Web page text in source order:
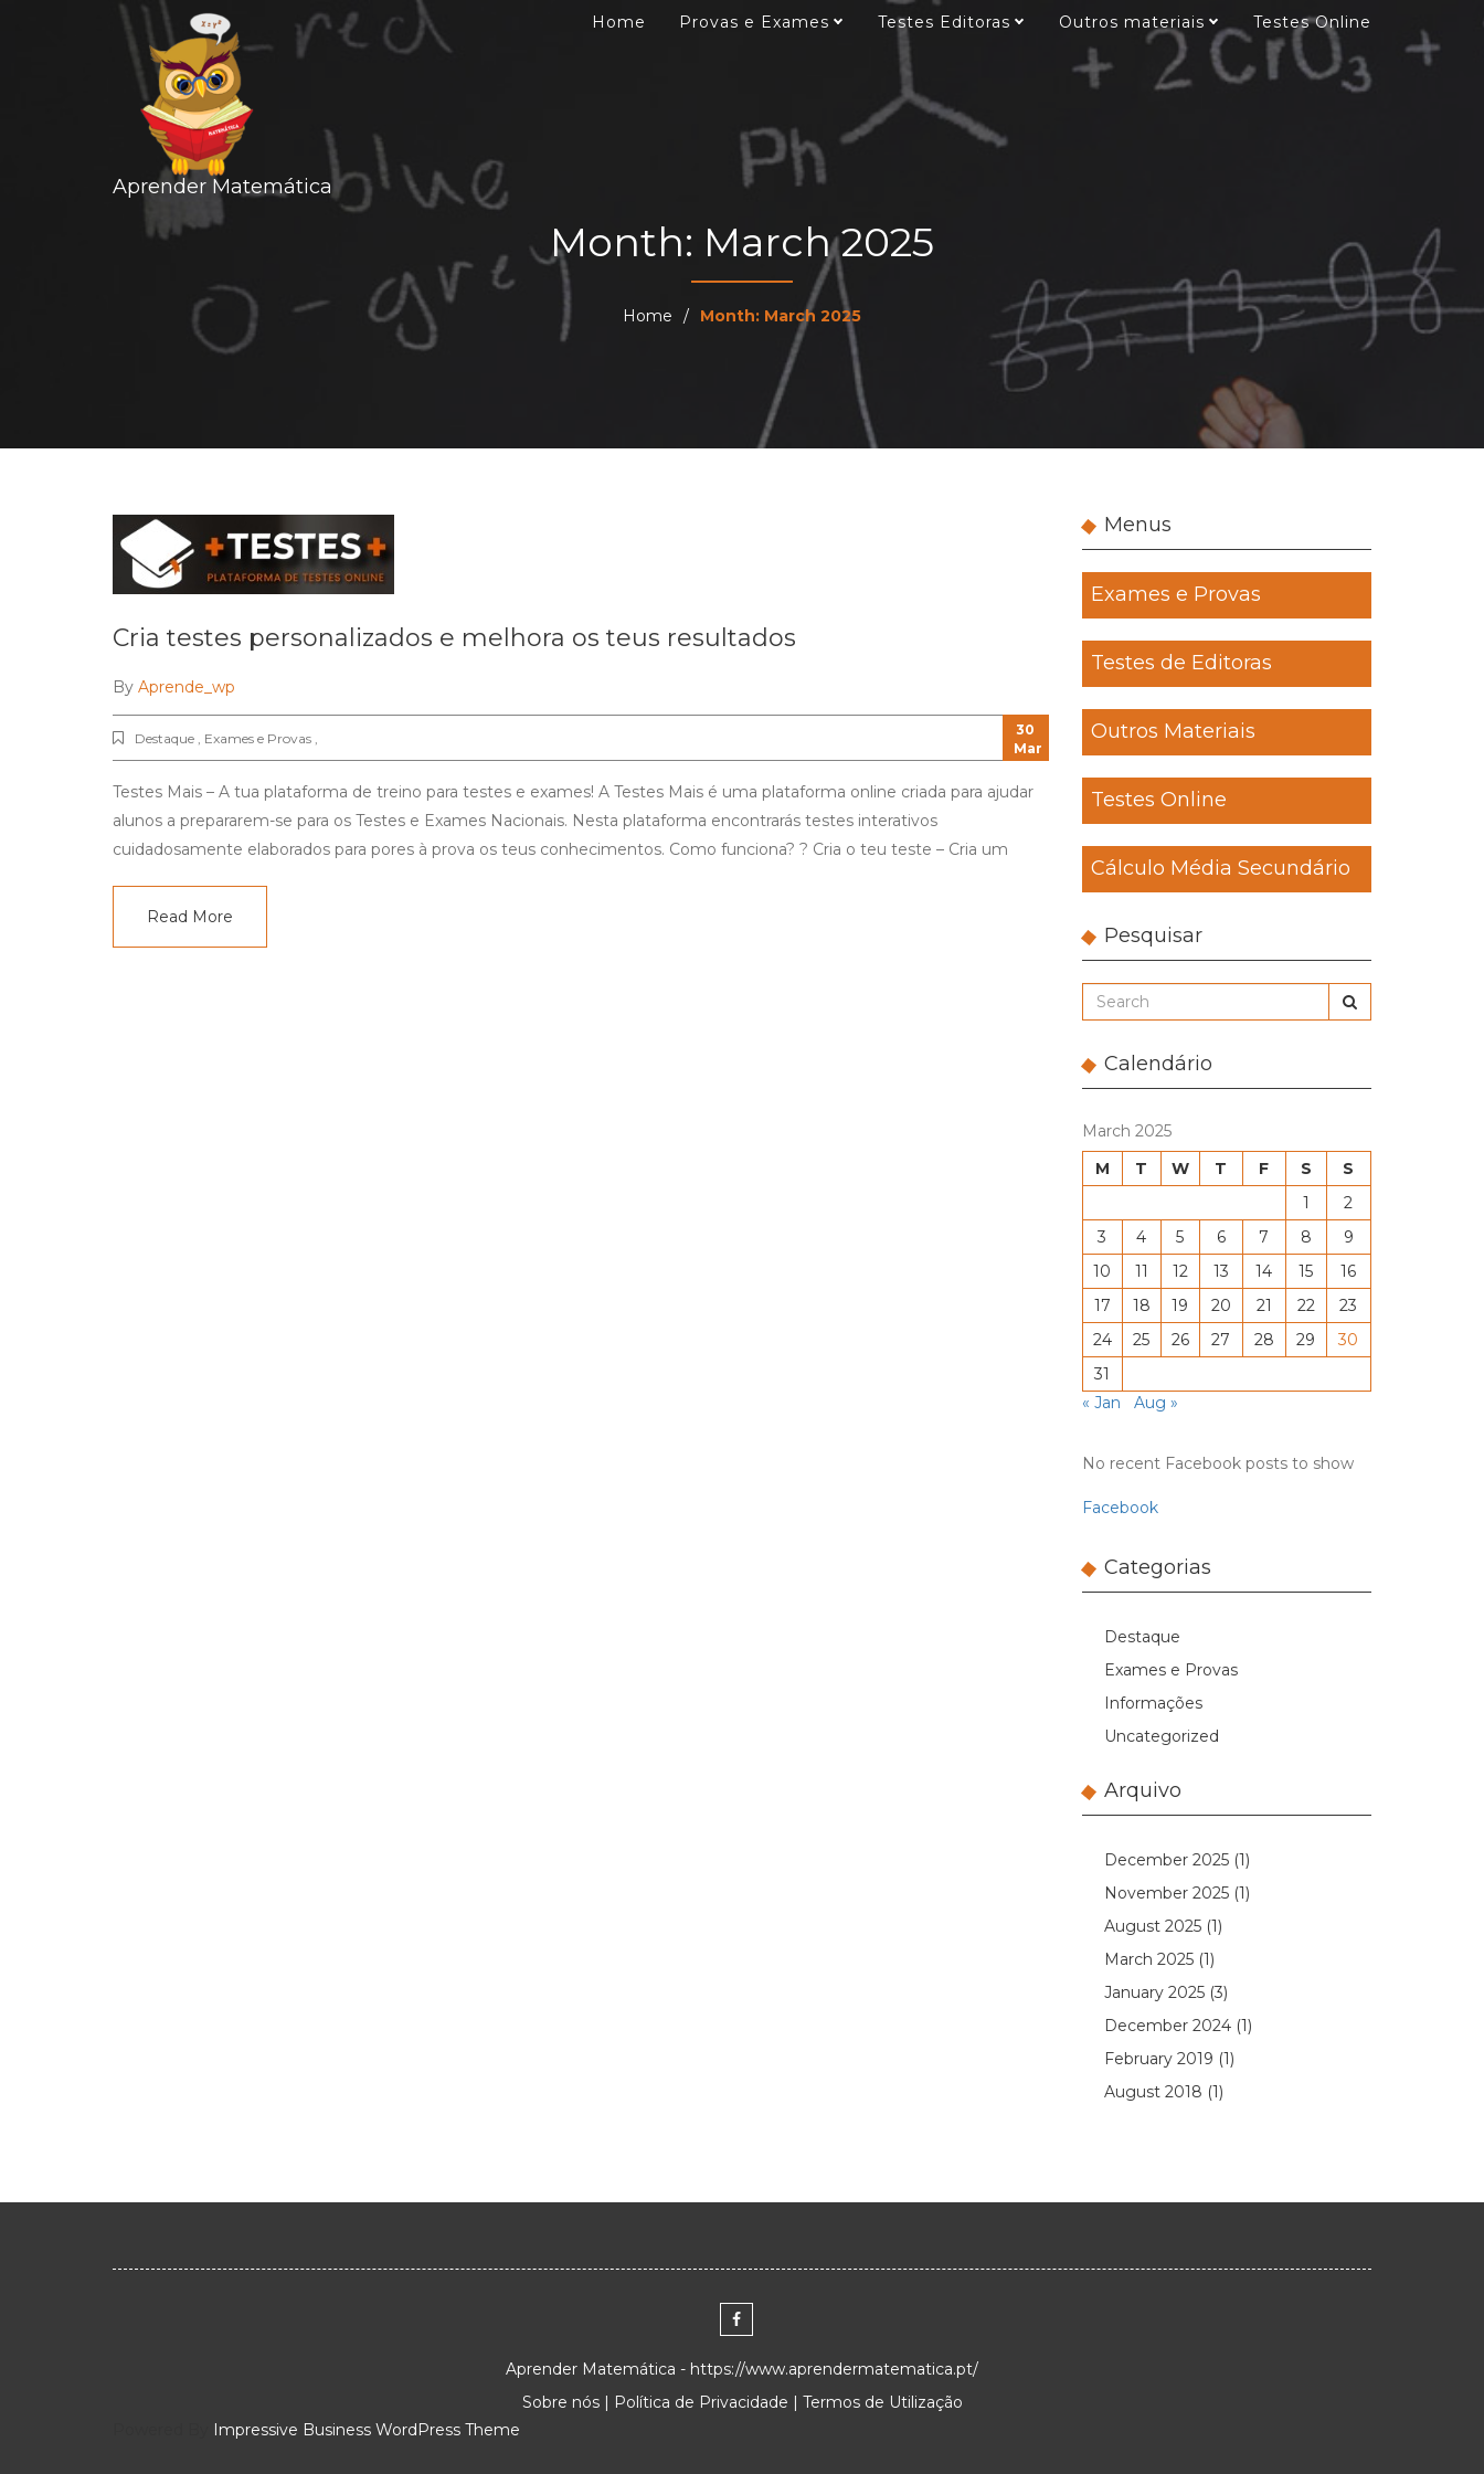
Aprender Matemática
Home Provas e Exames Testes Editoras Outros materiais Testes Online
Month: March 2025
Home / Month: March 2025
Cria testes personalizados e melhora os teus resultados
By Aprende_wp
Destaque , Exames e Provas ,
30
Mar
Testes Mais – A tua plataforma de treino para testes e exames! A Testes Mais é uma plataforma online criada para ajudar
alunos a prepararem-se para os Testes e Exames Nacionais. Nesta plataforma encontrarás testes interativos
cuidadosamente elaborados para pores à prova os teus conhecimentos. Como funciona? ? Cria o teu teste – Cria um
Read More
Menus
Exames e Provas
Testes de Editoras
Outros Materiais
Testes Online
Cálculo Média Secundário
Pesquisar
Calendário
March 2025
M
T W T F S
S
1
2
3
4 5 6 7 8
9
10
11 12 13 14 15
16
17
18 19 20 21 22
23
24
25 26 27 28 29
30
31
« Jan
Aug »
No recent Facebook posts to show
Facebook
Categorias
Destaque
Exames e Provas
Informações
Uncategorized
Arquivo
December 2025(1)
November 2025(1)
August 2025(1)
March 2025(1)
January 2025(3)
December 2024(1)
February 2019 (1)
August 2018 (1)
Aprender Matemática - https://www.aprendermatematica.pt/
Sobre nós| Política de Privacidade | Termos de Utilização
Impressive Business WordPress Theme